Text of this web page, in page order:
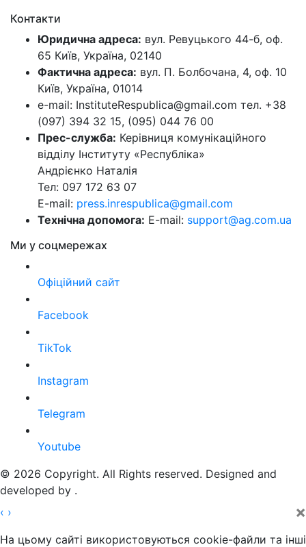
Контакти
Юридична адреса: вул. Ревуцького 44-б, оф.
65 Київ, Україна, 02140
Фактична адреса: вул. П. Болбочана, 4, оф. 10
Київ, Україна, 01014
e-mail: InstituteRespublica@gmail.com тел. +38
(097) 394 32 15, (095) 044 76 00
Прес-служба: Керівниця комунікаційного
відділу Інституту «Республіка»
Андрієнко Наталія
Тел: 097 172 63 07
E-mail: press.inrespublica@gmail.com
Технічна допомога: E-mail: support@ag.com.ua
Ми у соцмережах
Офіційний сайт
Facebook
TikTok
Instagram
Telegram
Youtube
© 2026 Copyright. All Rights reserved. Designed and
developed by .
‹ › ×
На цьому сайті використовуються cookie-файли та інші